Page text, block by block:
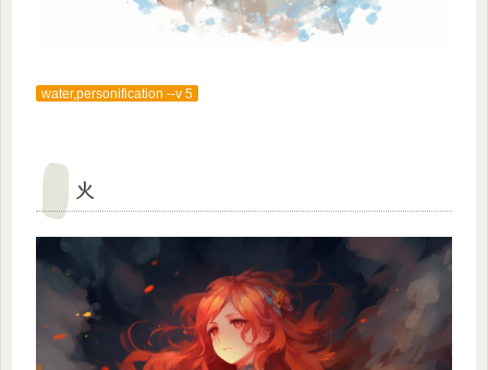
water,personification --v 5
火